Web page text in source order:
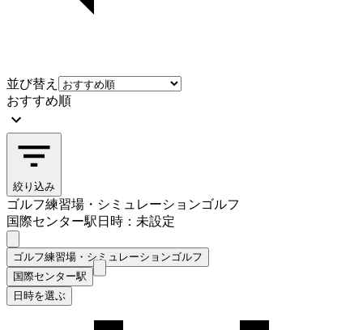
並び替え
おすすめ順
絞り込み
ゴルフ練習場・シミュレーションゴルフ
国際センター駅日時：未設定
ゴルフ練習場・シミュレーションゴルフ
国際センター駅
日時を選ぶ